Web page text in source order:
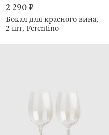
2 290 ₽
Бокал для красного вина,
2 шт, Ferentino